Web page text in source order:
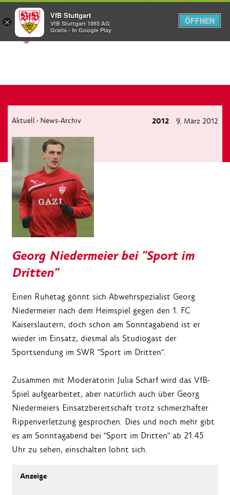
Menü
Aktuell › News-Archiv 2012 9. März 2012
Georg Niedermeier bei "Sport im
Dritten"
Einen Ruhetag gönnt sich Abwehrspezialist Georg
Niedermeier nach dem Heimspiel gegen den 1. FC
Kaiserslautern, doch schon am Sonntagabend ist er
wieder im Einsatz, diesmal als Studiogast der
Sportsendung im SWR "Sport im Dritten".
Zusammen mit Moderatorin Julia Scharf wird das VfB-
Spiel aufgearbeitet, aber natürlich auch über Georg
Niedermeiers Einsatzbereitschaft trotz schmerzhafter
Rippenverletzung gesprochen. Dies und noch mehr gibt
es am Sonntagabend bei "Sport im Dritten" ab 21.45
Uhr zu sehen, einschalten lohnt sich.
×
VfB Stuttgart
VfB Stuttgart 1893 AG
Gratis - In Google Play
ÖFFNEN